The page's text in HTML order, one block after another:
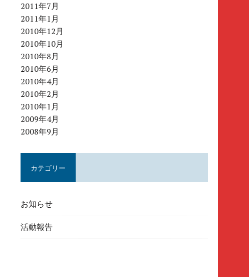
2011年7月
2011年1月
2010年12月
2010年10月
2010年8月
2010年6月
2010年4月
2010年2月
2010年1月
2009年4月
2008年9月
カテゴリー
お知らせ
活動報告